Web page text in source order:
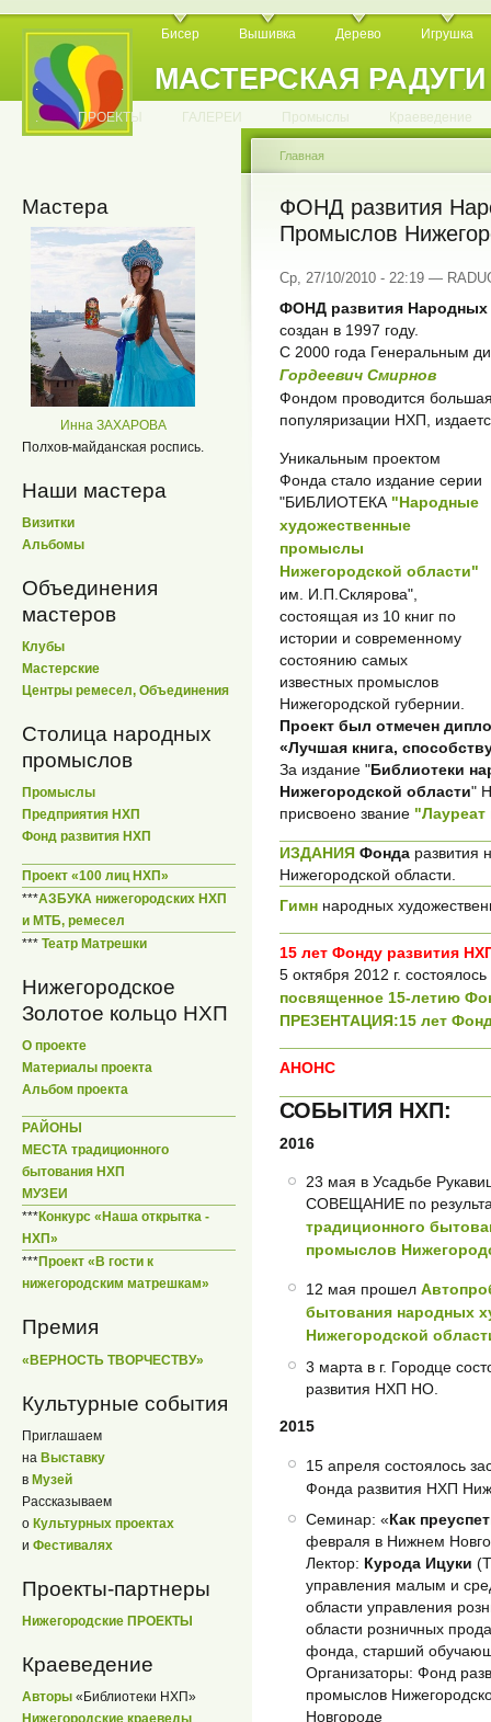
МАСТЕРСКАЯ РАДУГИ
Бисер Вышивка Дерево Игрушка
. . . . . . . . . . .
. ПРОЕКТЫ ГАЛЕРЕИ Промыслы Краеведение
Мастера
Инна ЗАХАРОВА
Полхов-майданская роспись.
Наши мастера
Визитки
Альбомы
Объединения
мастеров
Клубы
Мастерские
Центры ремесел, Объединения
Столица народных
промыслов
Промыслы
Предприятия НХП
Фонд развития НХП
Проект «100 лиц НХП»
***АЗБУКА нижегородских НХП
и МТБ, ремесел
*** Театр Матрешки
Нижегородское
Золотое кольцо НХП
О проекте
Материалы проекта
Альбом проекта
РАЙОНЫ
МЕСТА традиционного
бытования НХП
МУЗЕИ
***Конкурс «Наша открытка -
НХП»
***Проект «В гости к
нижегородским матрешкам»
Премия
«ВЕРНОСТЬ ТВОРЧЕСТВУ»
Культурные события
Приглашаем
на Выставку
в Музей
Рассказываем
о Культурных проектах
и Фестивалях
Проекты-партнеры
Нижегородские ПРОЕКТЫ
Краеведение
Авторы «Библиотеки НХП»
Нижегородские краеведы
Главная
ФОНД развития
Промыслов
Ср, 27/10/2010 - 22:19 —
ФОНД развития
создан в 1997 году.
С 2000 года Генеральным
Гордеевич Смирнов
Фондом проводится
популяризации НХП,
Уникальным проектом
Фонда стало издание серии
"БИБЛИОТЕКА "Народные
художественные
промыслы
Нижегородской области"
им. И.П.Склярова",
состоящая из 10 книг по
истории и современному
состоянию самых
известных промыслов
Нижегородской губернии.
Проект был отмечен
«Лучшая книга,
За издание "Библиотеки
Нижегородской области"
присвоено звание
ИЗДАНИЯ Фонда развития
Нижегородской области.
Гимн народных
15 лет Фонду развития
5 октября 2012 г. состоялось
посвященное 15-летию
ПРЕЗЕНТАЦИЯ:15 лет
АНОНС
СОБЫТИЯ НХП:
2016
23 мая в Усадьбе
СОВЕЩАНИЕ по
традиционного
промыслов
12 мая прошел
бытования народных
Нижегородской
3 марта в г. Городце
развития НХП НО.
2015
15 апреля состоялось
Фонда развития НХП
Семинар: «Как
февраля в Нижнем
Лектор: Курода Ицуки
управления малым и
области управления
области розничных
фонда, старший
Организаторы: Фонд
промыслов
Новгороде